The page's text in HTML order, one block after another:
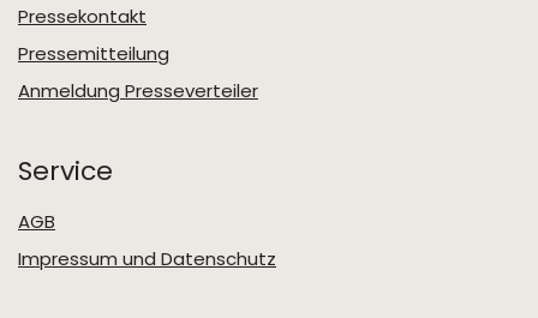
Pressekontakt
Pressemitteilung
Anmeldung Presseverteiler
Service
AGB
Impressum und Datenschutz